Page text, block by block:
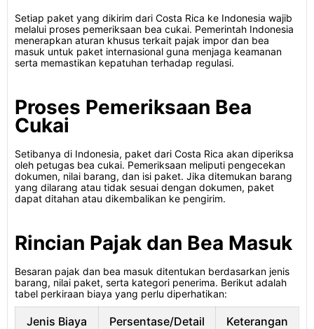
Setiap paket yang dikirim dari Costa Rica ke Indonesia wajib
melalui proses pemeriksaan bea cukai. Pemerintah Indonesia
menerapkan aturan khusus terkait pajak impor dan bea
masuk untuk paket internasional guna menjaga keamanan
serta memastikan kepatuhan terhadap regulasi.
Proses Pemeriksaan Bea
Cukai
Setibanya di Indonesia, paket dari Costa Rica akan diperiksa
oleh petugas bea cukai. Pemeriksaan meliputi pengecekan
dokumen, nilai barang, dan isi paket. Jika ditemukan barang
yang dilarang atau tidak sesuai dengan dokumen, paket
dapat ditahan atau dikembalikan ke pengirim.
Rincian Pajak dan Bea Masuk
Besaran pajak dan bea masuk ditentukan berdasarkan jenis
barang, nilai paket, serta kategori penerima. Berikut adalah
tabel perkiraan biaya yang perlu diperhatikan:
Jenis Biaya Persentase/Detail Keterangan